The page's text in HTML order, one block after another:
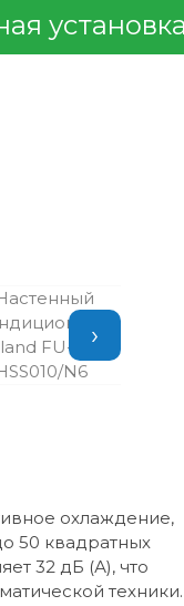
установка
›
охлаждение,
50 квадратных
32 дБ (А), что
техники.